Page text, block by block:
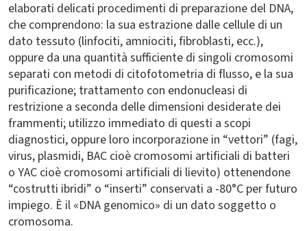
elaborati delicati procedimenti di preparazione del DNA,
che comprendono: la sua estrazione dalle cellule di un
dato tessuto (linfociti, amniociti, fibroblasti, ecc.),
oppure da una quantità sufficiente di singoli cromosomi
separati con metodi di citofotometria di flusso, e la sua
purificazione; trattamento con endonucleasi di
restrizione a seconda delle dimensioni desiderate dei
frammenti; utilizzo immediato di questi a scopi
diagnostici, oppure loro incorporazione in “vettori” (fagi,
virus, plasmidi, BAC cioè cromosomi artificiali di batteri
o YAC cioè cromosomi artificiali di lievito) ottenendone
“costrutti ibridi” o “inserti” conservati a -80°C per futuro
impiego. È il «DNA genomico» di un dato soggetto o
cromosoma.